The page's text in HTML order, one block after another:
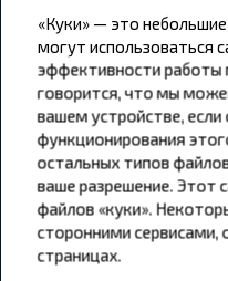
Популярные
«Куки» — это
могут использоваться
эффективности работы
говорится, что мы
вашем устройстве,
функционирования
остальных типов
ваше разрешение. Этот
файлов «куки».
сторонними
страницах.